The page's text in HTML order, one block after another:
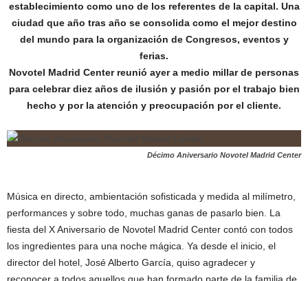
establecimiento como uno de los referentes de la capital. Una
ciudad que año tras año se consolida como el mejor destino
del mundo para la organización de Congresos, eventos y
ferias.
Novotel Madrid Center reunió ayer a medio millar de personas
para celebrar diez años de ilusión y pasión por el trabajo bien
hecho y por la atención y preocupación por el cliente.
Décimo Aniversario Novotel Madrid Center
Música en directo, ambientación sofisticada y medida al milímetro,
performances y sobre todo, muchas ganas de pasarlo bien. La
fiesta del X Aniversario de Novotel Madrid Center contó con todos
los ingredientes para una noche mágica. Ya desde el inicio, el
director del hotel, José Alberto García, quiso agradecer y